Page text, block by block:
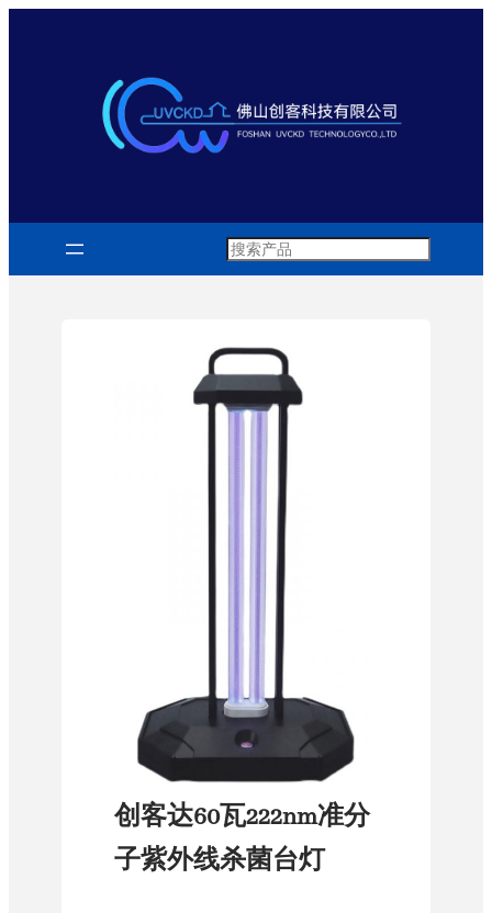
Search
创客达60瓦222nm准分
子紫外线杀菌台灯